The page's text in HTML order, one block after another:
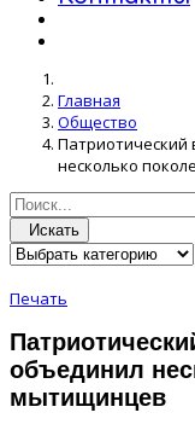
Главная
Общество
Патриотический
несколько
Искать
Печать
объединил
мытищинцев